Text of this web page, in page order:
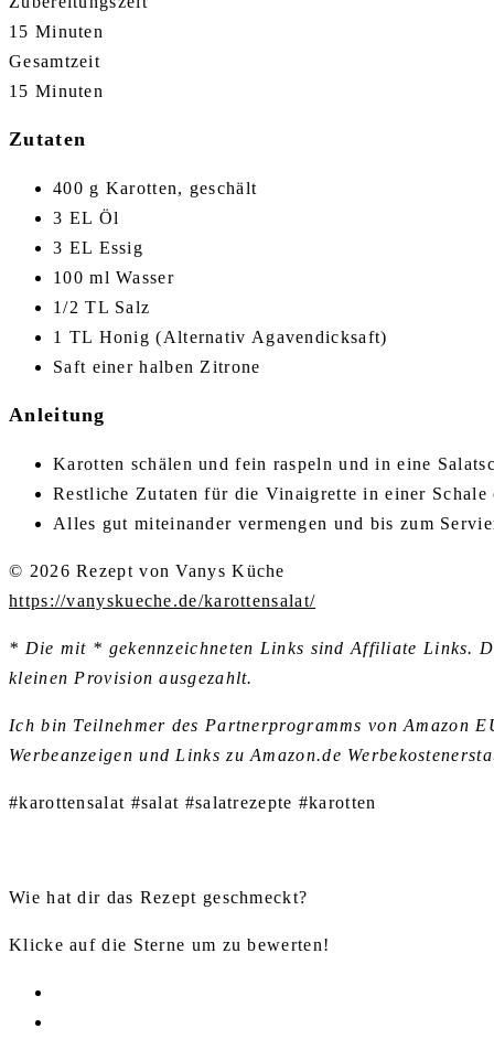
15 Minuten
Gesamtzeit
15 Minuten
Zutaten
400 g Karotten, geschält
3 EL Öl
3 EL Essig
100 ml Wasser
1/2 TL Salz
1 TL Honig (Alternativ Agavendicksaft)
Saft einer halben Zitrone
Anleitung
Karotten schälen und fein raspeln und in eine
Restliche Zutaten für die Vinaigrette in einer
Alles gut miteinander vermengen und bis zum
© 2026 Rezept von Vanys Küche
https://vanyskueche.de/karottensalat/
* Die mit * gekennzeichneten Links sind Affiliate Links.
kleinen Provision ausgezahlt.
Ich bin Teilnehmer des Partnerprogramms von Amazon
Werbeanzeigen und Links zu Amazon.de
#karottensalat #salat #salatrezepte #karotten
Wie hat dir das Rezept geschmeckt?
Klicke auf die Sterne um zu bewerten!